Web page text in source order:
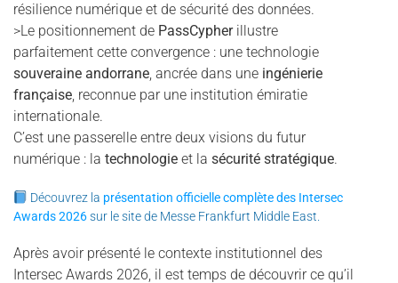
résilience numérique et de sécurité des données.
>Le positionnement de PassCypherillustre
parfaitement cette convergence : une technologie
souveraine andorrane, ancrée dans une ingénierie
française, reconnue par une institution émiratie
internationale.
C’est une passerelle entre deux visions du futur
numérique : la technologie et la sécurité stratégique.
Découvrez la présentation officielle complète des Intersec
Awards 2026sur le site de Messe Frankfurt Middle East.
Après avoir présenté le contexte institutionnel des
Intersec Awards 2026, il est temps de découvrir ce qu’il